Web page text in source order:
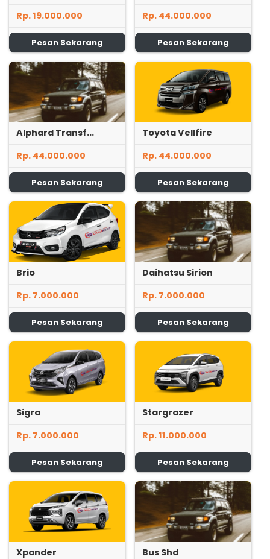
Rp. 19.000.000
Pesan Sekarang
Rp. 44.000.000
Pesan Sekarang
Alphard Transf...
Rp. 44.000.000
Pesan Sekarang
Toyota Vellfire
Rp. 44.000.000
Pesan Sekarang
Brio
Rp. 7.000.000
Pesan Sekarang
Daihatsu Sirion
Rp. 7.000.000
Pesan Sekarang
Sigra
Rp. 7.000.000
Pesan Sekarang
Stargrazer
Rp. 11.000.000
Pesan Sekarang
Xpander Bus Shd